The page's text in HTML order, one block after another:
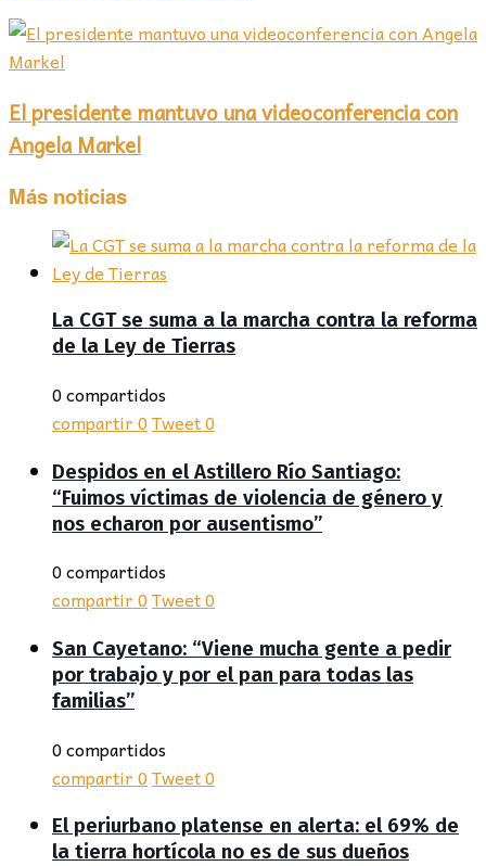
El presidente mantuvo una videoconferencia con
Angela Markel
Más noticias
La CGT se suma a la marcha contra la reforma
de la Ley de Tierras
0 compartidos
compartir0Tweet0
Despidos en el Astillero Río Santiago:
“Fuimos víctimas de violencia de género y
nos echaron por ausentismo”
0 compartidos
compartir0Tweet0
San Cayetano: “Viene mucha gente a pedir
por trabajo y por el pan para todas las
familias”
0 compartidos
compartir0Tweet0
El periurbano platense en alerta: el 69% de
la tierra hortícola no es de sus dueños